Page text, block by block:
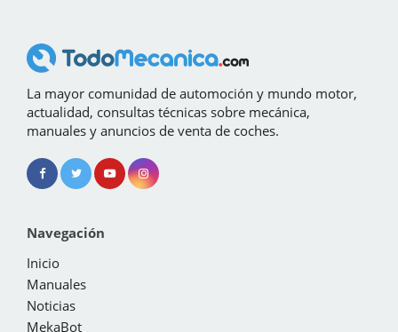
La mayor comunidad de automoción y mundo motor,
actualidad, consultas técnicas sobre mecánica,
manuales y anuncios de venta de coches.
Navegación
Inicio
Manuales
Noticias
MekaBot